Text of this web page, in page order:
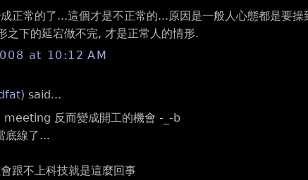
正常的了...這個才是不正常的...原因是一般人心態都是要
之下的延宕做不完, 才是正常人的情形.
at 10:12 AM
said...
meeting 反而變成開工的機會 -_-b
底線了...
跟不上科技就是這麼回事